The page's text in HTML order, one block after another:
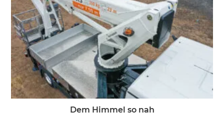
Dem Himmel so nah